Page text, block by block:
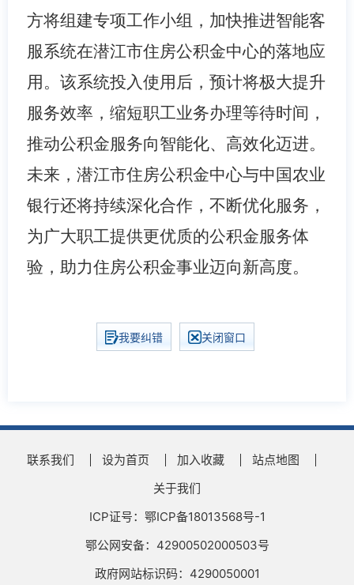
方将组建专项工作小组，加快推进智能客
服系统在潜江市住房公积金中心的落地应
用。该系统投入使用后，预计将极大提升
服务效率，缩短职工业务办理等待时间，
推动公积金服务向智能化、高效化迈进。
未来，潜江市住房公积金中心与中国农业
银行还将持续深化合作，不断优化服务，
为广大职工提供更优质的公积金服务体
验，助力住房公积金事业迈向新高度。
我要纠错 关闭窗口
联系我们 设为首页 加入收藏
站点地图
关于我们
ICP证号：鄂ICP备18013568号-1
鄂公网安备：42900502000503号
政府网站标识码：4290050001